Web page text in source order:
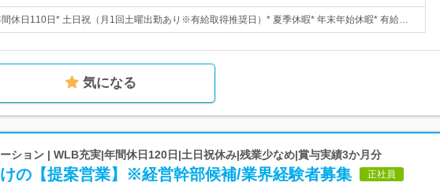
間休日110日* 土日祝（月1回土曜出勤あり※有給取得推奨日）* 夏季休暇* 年末年始休暇* 有給…
気になる
ション | WLB充実|年間休日120日|土日祝休み|残業少なめ|賞与実績3か月分
けの【提案営業】※経営幹部候補/業界経験者募集 正社員